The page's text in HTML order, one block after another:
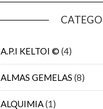
A.P.I KELTOI © (4)
ALMAS GEMELAS (8)
ALQUIMIA(1)